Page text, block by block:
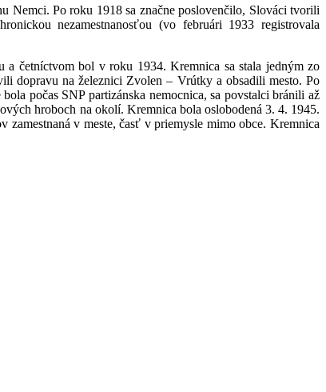
Nemci. Po roku 1918 sa značne poslovenčilo, Slováci tvorili
nezamestnanosťou (vo februári 1933 registrovala
četníctvom bol v roku 1934. Kremnica sa stala jedným zo
dopravu na železnici Zvolen – Vrútky a obsadili mesto. Po
počas SNP partizánska nemocnica, sa povstalci bránili až
hroboch na okolí. Kremnica bola oslobodená 3. 4. 1945.
v meste, časť v priemysle mimo obce. Kremnica